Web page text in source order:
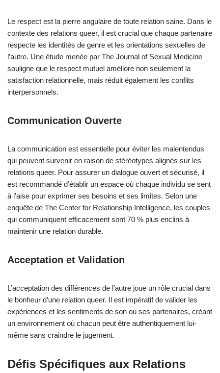
Le respect est la pierre angulaire de toute relation saine. Dans le
contexte des relations queer, il est crucial que chaque partenaire
respecte les identités de genre et les orientations sexuelles de
l’autre. Une étude menée par The Journal of Sexual Medicine
souligne que le respect mutuel améliore non seulement la
satisfaction relationnelle, mais réduit également les conflits
interpersonnels.
Communication Ouverte
La communication est essentielle pour éviter les malentendus
qui peuvent survenir en raison de stéréotypes alignés sur les
relations queer. Pour assurer un dialogue ouvert et sécurisé, il
est recommandé d’établir un espace où chaque individu se sent
à l’aise pour exprimer ses besoins et ses limites. Selon une
enquête de The Center for Relationship Intelligence, les couples
qui communiquent efficacement sont 70 % plus enclins à
maintenir une relation durable.
Acceptation et Validation
L’acceptation des différences de l’autre joue un rôle crucial dans
le bonheur d’une relation queer. Il est impératif de valider les
expériences et les sentiments de son ou ses partenaires, créant
un environnement où chacun peut être authentiquement lui-
même sans craindre le jugement.
Défis Spécifiques aux Relations